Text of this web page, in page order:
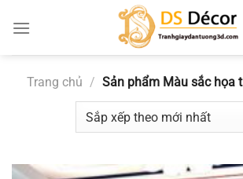
đến
Trang chủ / Sản phẩm Màu sắc họa